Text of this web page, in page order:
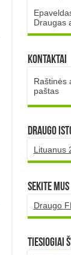
Draugas
Kontaktai
Raštinės
paštas
DRAUGO
Lituanus
Sekite
Draugo
TIESIOGIAI